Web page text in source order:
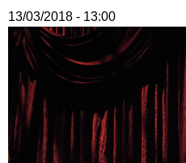
13/03/2018 - 13:00